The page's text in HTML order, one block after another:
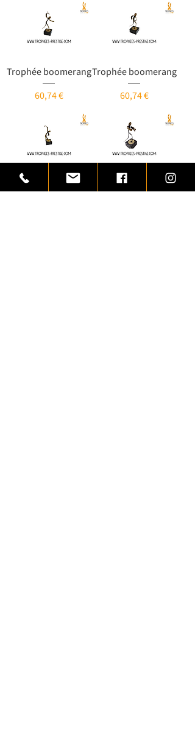
Trophée boomerang
Prix
60,74 €
Trophée boomerang
Prix
60,74 €
Trophée boomerang
Trophée boomerang